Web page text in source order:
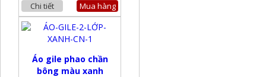
Chi tiết Mua hàng
Áo gile phao chần
bông màu xanh